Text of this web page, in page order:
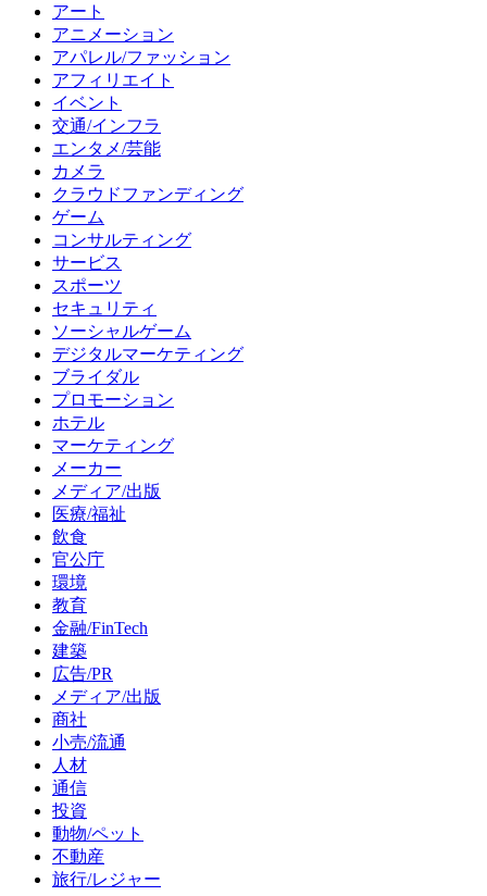
アート
アニメーション
アパレル/ファッション
アフィリエイト
イベント
交通/インフラ
エンタメ/芸能
カメラ
クラウドファンディング
ゲーム
コンサルティング
サービス
スポーツ
セキュリティ
ソーシャルゲーム
デジタルマーケティング
ブライダル
プロモーション
ホテル
マーケティング
メーカー
メディア/出版
医療/福祉
飲食
官公庁
環境
教育
金融/FinTech
建築
広告/PR
メディア/出版
商社
小売/流通
人材
通信
投資
動物/ペット
不動産
旅行/レジャー